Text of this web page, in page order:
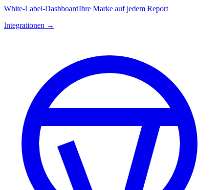
White-Label-DashboardIhre Marke auf jedem Report
Integrationen →